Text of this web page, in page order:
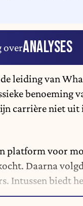
overANALYSES
leiding van
benoeming
carrière niet
platform voor
Daarna
Intussen biedt